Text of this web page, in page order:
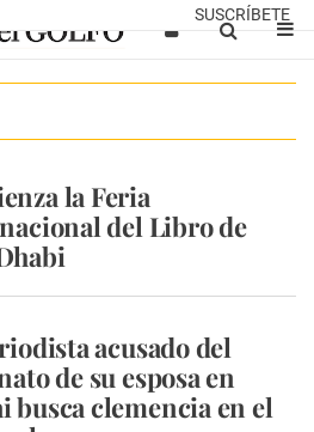
SUSCRÍBETE
la Feria
del Libro de
acusado del
de su esposa en
busca clemencia en el